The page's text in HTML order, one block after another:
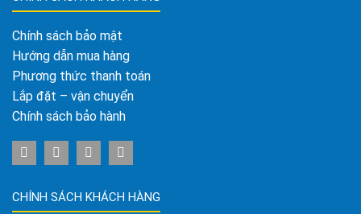
Chính sách bảo mật
Hướng dẫn mua hàng
Phương thức thanh toán
Lắp đặt – vận chuyển
Chính sách bảo hành
CHÍNH SÁCH KHÁCH HÀNG